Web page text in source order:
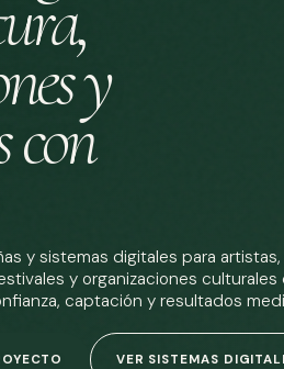
y
con
y sistemas digitales para artistas,
y organizaciones culturales
captación y resultados
VER SISTEMAS